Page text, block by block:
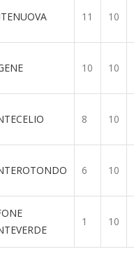
11 10
10 10
8 10
6 10
1 10